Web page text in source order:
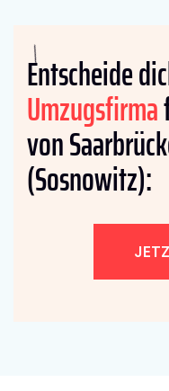
Entscheide
Umzugsfirma
von
(Sosnowitz):